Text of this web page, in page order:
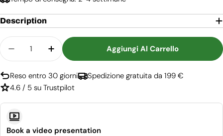
Description
Quantità
Diminuisci La Quantità Per Staffa Di Montaggio
Aumenta La Quantità Per Staffa Di
Aggiungi Al Carrello
Reso entro 30 giorni
Spedizione gratuita da 199 €
4.6 / 5 su Trustpilot
Book a video presentation